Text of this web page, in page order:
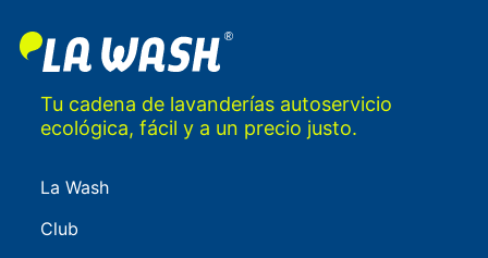
Tu cadena de lavanderías autoservicio
ecológica, fácil y a un precio justo.
La Wash
Club